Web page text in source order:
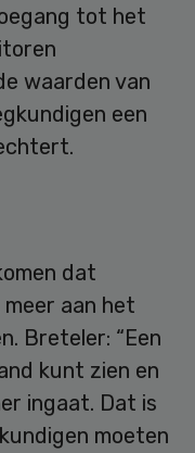
tot het
waarden van
een
dat
aan het
Breteler: “Een
kunt zien en
ingaat. Dat is
moeten